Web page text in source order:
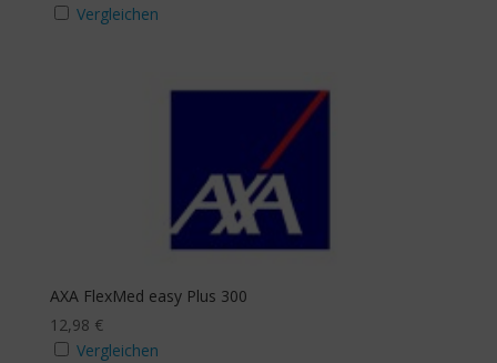
Vergleichen
AXA FlexMed easy Plus 300
12,98 €
Vergleichen